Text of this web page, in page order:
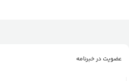
عضویت در خبرنامه